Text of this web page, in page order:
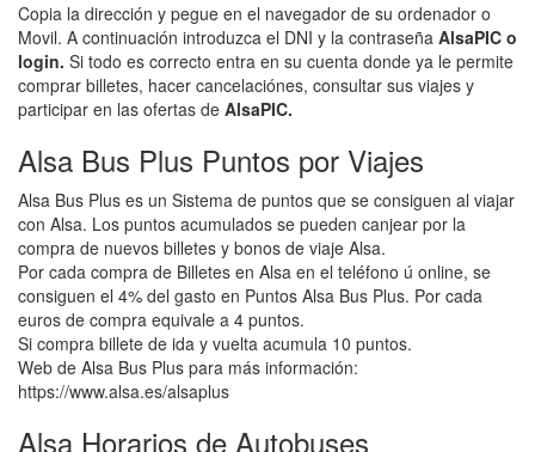
Copia la dirección y pegue en el navegador de su ordenador o
Movil. A continuación introduzca el DNI y la contraseña AlsaPIC o
login. Si todo es correcto entra en su cuenta donde ya le permite
comprar billetes, hacer cancelaciónes, consultar sus viajes y
participar en las ofertas de AlsaPIC.
Alsa Bus Plus Puntos por Viajes
Alsa Bus Plus es un Sistema de puntos que se consiguen al viajar
con Alsa. Los puntos acumulados se pueden canjear por la
compra de nuevos billetes y bonos de viaje Alsa.
Por cada compra de Billetes en Alsa en el teléfono ú online, se
consiguen el 4% del gasto en Puntos Alsa Bus Plus. Por cada
euros de compra equivale a 4 puntos.
Si compra billete de ida y vuelta acumula 10 puntos.
Web de Alsa Bus Plus para más información:
https://www.alsa.es/alsaplus
Alsa Horarios de Autobuses